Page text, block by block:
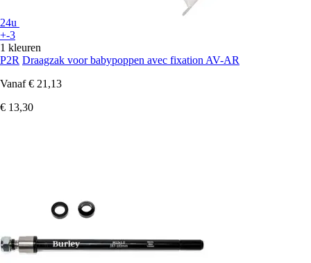
24u
+-3
1 kleuren
P2R Draagzak voor babypoppen avec fixation AV-AR
Vanaf € 21,13
€ 13,30